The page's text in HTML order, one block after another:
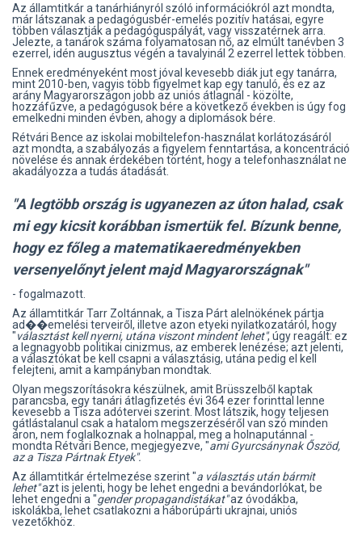
Az államtitkár a tanárhiányról szóló információkról azt mondta,
már látszanak a pedagógusbér-emelés pozitív hatásai, egyre
többen választják a pedagóguspályát, vagy visszatérnek arra.
Jelezte, a tanárok száma folyamatosan nő, az elmúlt tanévben 3
ezerrel, idén augusztus végén a tavalyinál 2 ezerrel lettek többen.
Ennek eredményeként most jóval kevesebb diák jut egy tanárra,
mint 2010-ben, vagyis több figyelmet kap egy tanuló, és ez az
arány Magyarországon jobb az uniós átlagnál - közölte,
hozzáfűzve, a pedagógusok bére a következő években is úgy fog
emelkedni minden évben, ahogy a diplomások bére.
Rétvári Bence az iskolai mobiltelefon-használat korlátozásáról
azt mondta, a szabályozás a figyelem fenntartása, a koncentráció
növelése és annak érdekében történt, hogy a telefonhasználat ne
akadályozza a tudás átadását.
"A legtöbb ország is ugyanezen az úton halad, csak
mi egy kicsit korábban ismertük fel. Bízunk benne,
hogy ez főleg a matematikaeredményekben
versenyelőnyt jelent majd Magyarországnak"
- fogalmazott.
Az államtitkár Tarr Zoltánnak, a Tisza Párt alelnökének pártja
ad��emelési terveiről, illetve azon etyeki nyilatkozatáról, hogy
"választást kell nyerni, utána viszont mindent lehet", úgy reagált: ez
a legnagyobb politikai cinizmus, az emberek lenézése; azt jelenti,
a választókat be kell csapni a választásig, utána pedig el kell
felejteni, amit a kampányban mondtak.
Olyan megszorításokra készülnek, amit Brüsszelből kaptak
parancsba, egy tanári átlagfizetés évi 364 ezer forinttal lenne
kevesebb a Tisza adótervei szerint. Most látszik, hogy teljesen
gátlástalanul csak a hatalom megszerzéséről van szó minden
áron, nem foglalkoznak a holnappal, meg a holnaputánnal -
mondta Rétvári Bence, megjegyezve, "ami Gyurcsánynak Őszöd,
az a Tisza Pártnak Etyek".
Az államtitkár értelmezése szerint "a választás után bármit
lehet"azt is jelenti, hogy be lehet engedni a bevándorlókat, be
lehet engedni a "gender propagandistákat"az óvodákba,
iskolákba, lehet csatlakozni a háborúpárti ukrajnai, uniós
vezetőkhöz.